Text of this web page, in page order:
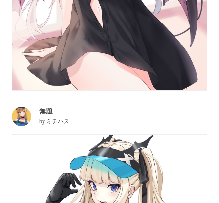
無題
by ミチハス